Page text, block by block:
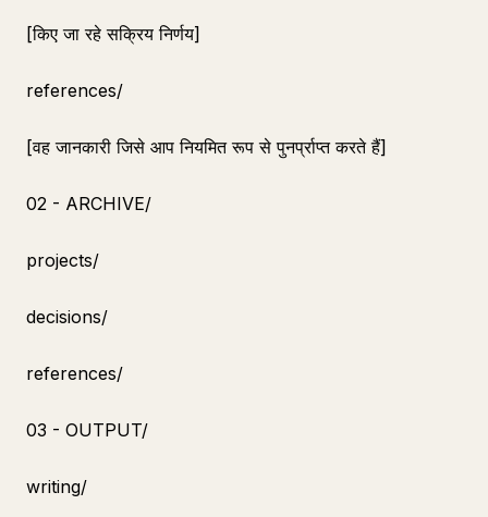
[किए जा रहे सक्रिय निर्णय]
references/
[वह जानकारी जिसे आप नियमित रूप से पुनर्प्राप्त करते हैं]
02 - ARCHIVE/
projects/
decisions/
references/
03 - OUTPUT/
writing/